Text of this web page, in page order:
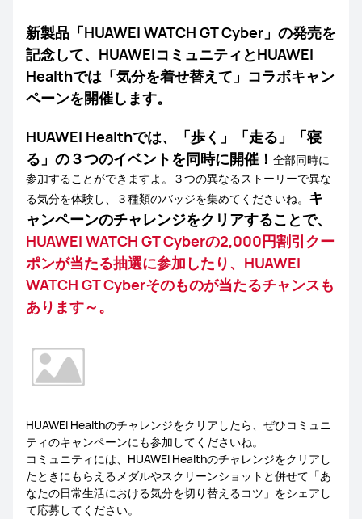
新製品「HUAWEI WATCH GT Cyber」の発売を
記念して、HUAWEIコミュニティとHUAWEI
Healthでは「気分を着せ替えて」コラボキャン
ペーンを開催します。
HUAWEI Healthでは、「歩く」「走る」「寝
る」の３つのイベントを同時に開催！ 全部同時に
参加することができますよ。３つの異なるストーリーで異な
る気分を体験し、３種類のバッジを集めてくださいね。 キ
ャンペーンのチャレンジをクリアすることで、
HUAWEI WATCH GT Cyberの2,000円割引クー
ポンが当たる抽選に参加したり、HUAWEI
WATCH GT Cyberそのものが当たるチャンスも
あります～。
HUAWEI Healthのチャレンジをクリアしたら、ぜひコミュニ
ティのキャンペーンにも参加してくださいね。
コミュニティには、HUAWEI Healthのチャレンジをクリアし
たときにもらえるメダルやスクリーンショットと併せて「あ
なたの日常生活における気分を切り替えるコツ」をシェアし
て応募してください。